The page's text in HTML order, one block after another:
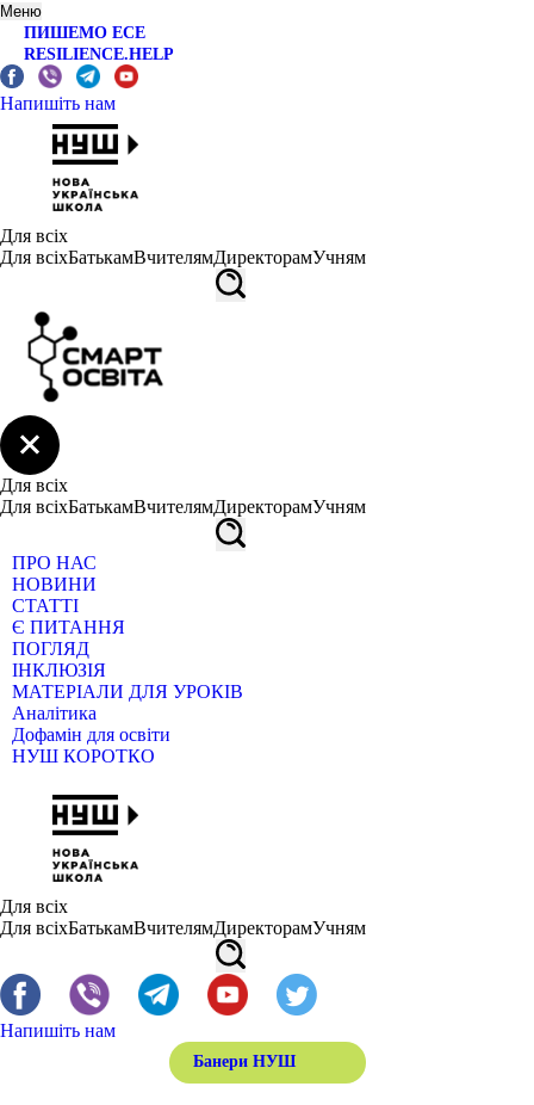
Меню
ПИШЕМО ЕСЕ
RESILIENCE.HELP
Напишіть нам
Для всіх
Для всіхБатькамВчителямДиректорамУчням
Для всіх
Для всіхБатькамВчителямДиректорамУчням
ПРО НАС
НОВИНИ
СТАТТІ
Є ПИТАННЯ
ПОГЛЯД
ІНКЛЮЗІЯ
МАТЕРІАЛИ ДЛЯ УРОКІВ
Аналітика
Дофамін для освіти
НУШ КОРОТКО
Для всіх
Для всіхБатькамВчителямДиректорамУчням
Напишіть нам
Банери НУШ